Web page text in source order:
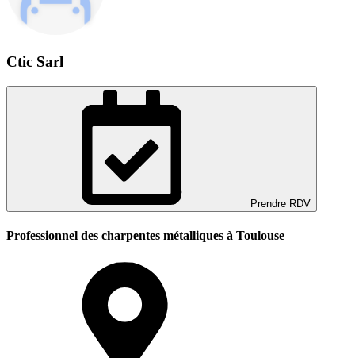
Ctic Sarl
Prendre RDV
Professionnel des charpentes métalliques à Toulouse